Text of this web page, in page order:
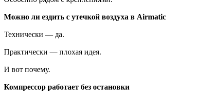
Можно ли ездить с утечкой воздуха в Airmatic
Технически — да.
Практически — плохая идея.
И вот почему.
Компрессор работает без остановки